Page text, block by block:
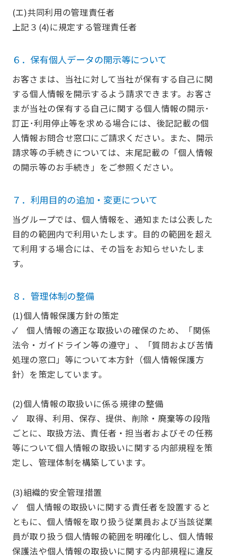
(エ)共同利用の管理責任者
上記３(4)に規定する管理責任者
６．保有個人データの開示等について
お客さまは、当社に対して当社が保有する自己に関
する個人情報を開示するよう請求できます。お客さ
まが当社の保有する自己に関する個人情報の開示･
訂正･利用停止等を求める場合には、後記記載の個
人情報お問合せ窓口にご請求ください。また、開示
請求等の手続きについては、末尾記載の「個人情報
の開示等のお手続き」をご参照ください。
７．利用目的の追加・変更について
当グループでは、個人情報を、通知または公表した
目的の範囲内で利用いたします。目的の範囲を超え
て利用する場合には、その旨をお知らせいたしま
す。
８．管理体制の整備
(1)個人情報保護方針の策定
✓ 個人情報の適正な取扱いの確保のため、「関係
法令・ガイドライン等の遵守」、「質問および苦情
処理の窓口」等について本方針（個人情報保護方
針）を策定しています。
(2)個人情報の取扱いに係る規律の整備
✓ 取得、利用、保存、提供、削除・廃棄等の段階
ごとに、取扱方法、責任者・担当者およびその任務
等について個人情報の取扱いに関する内部規程を策
定し、管理体制を構築しています。
(3)組織的安全管理措置
✓ 個人情報の取扱いに関する責任者を設置すると
ともに、個人情報を取り扱う従業員および当該従業
員が取り扱う個人情報の範囲を明確化し、個人情報
保護法や個人情報の取扱いに関する内部規程に違反